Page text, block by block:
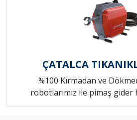
ÇATALCA
%100 Kırmadan ve
robotlarımız ile pimaş gider